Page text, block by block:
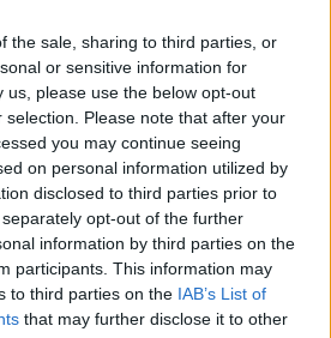
the sale, sharing to third parties, or
or sensitive information for
us, please use the below opt-out
Please note that after your
you may continue seeing
on personal information utilized by
disclosed to third parties prior to
opt-out of the further
information by third parties on the
participants. This information may
to third parties on the IAB’s List of
that may further disclose it to other
a
de
Próximo artigo
Penela: Vai realizar estudo
para expandir rede de
‘metrobus’ ao Espinhal